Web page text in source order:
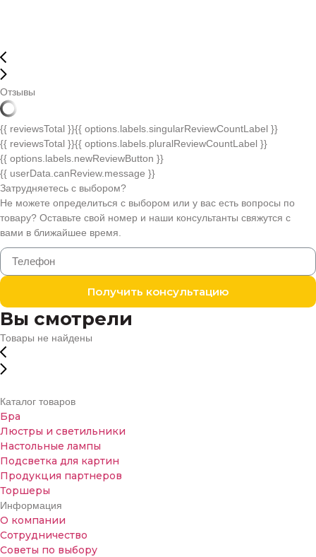
Отзывы
{{ reviewsTotal }}{{ options.labels.singularReviewCountLabel }}
{{ reviewsTotal }}{{ options.labels.pluralReviewCountLabel }}
{{ options.labels.newReviewButton }}
{{ userData.canReview.message }}
Затрудняетесь с выбором?
Не можете определиться с выбором или у вас есть вопросы по
товару? Оставьте свой номер и наши консультанты свяжутся с
вами в ближайшее время.
Получить консультацию
Вы смотрели
Товары не найдены
Каталог товаров
Бра
Люстры и светильники
Настольные лампы
Подсветка для картин
Продукция партнеров
Торшеры
Информация
О компании
Сотрудничество
Советы по выбору